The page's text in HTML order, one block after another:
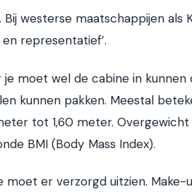
westerse maatschappijen als
representatief’.
moet wel de cabine in kunnen
kunnen pakken. Meestal
tot 1,60 meter. Overgewicht
BMI (Body Mass Index).
er verzorgd uitzien. Make-